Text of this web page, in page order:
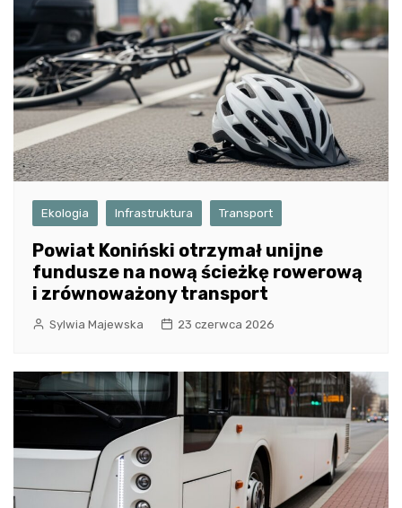
Ekologia Infrastruktura Transport
Powiat Koniński otrzymał unijne
fundusze na nową ścieżkę rowerową
i zrównoważony transport
Sylwia Majewska 23 czerwca 2026